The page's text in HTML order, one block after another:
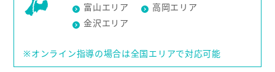
富山エリア
高岡エリア
金沢エリア
※オンライン指導の場合は全国エリアで対応可能